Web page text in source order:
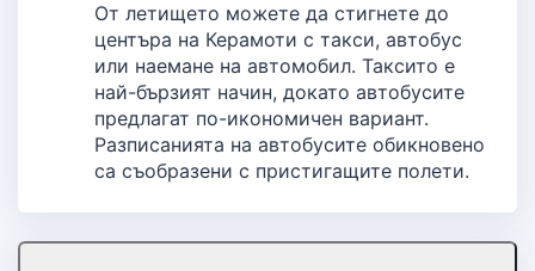
От летището можете да стигнете до
центъра на Керамоти с такси, автобус
или наемане на автомобил. Таксито е
най-бързият начин, докато автобусите
предлагат по-икономичен вариант.
Разписанията на автобусите обикновено
са съобразени с пристигащите полети.